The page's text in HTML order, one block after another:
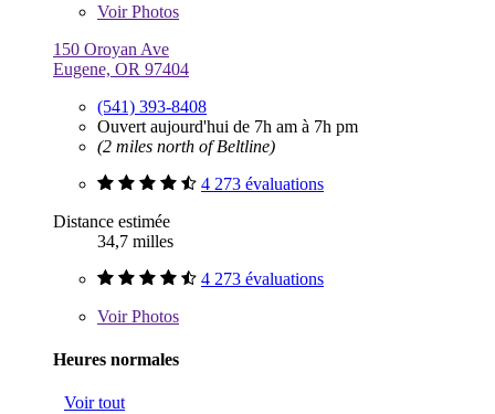
VoirPhotos
150 Oroyan Ave
Eugene, OR 97404
(541) 393-8408
Ouvert aujourd'hui de 7h am à 7h pm
(2 miles north of Beltline)
4 273 évaluations
Distance estimée
34,7 milles
4 273 évaluations
VoirPhotos
Heures normales
Voir tout